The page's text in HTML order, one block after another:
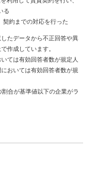
る
契約までの対応を行った
たデータから不正回答や異
作成しています。
ては有効回答者数が規定人
おいては有効回答者数が規
合が基準値以下の企業がラ